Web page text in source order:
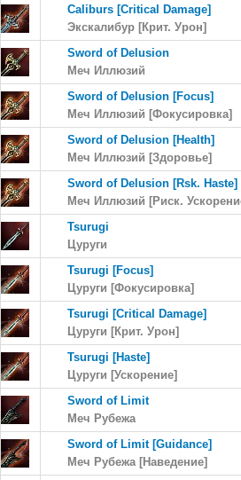
Caliburs [Critical Damage]
Экскалибур [Крит. Урон]
Sword of Delusion
Меч Иллюзий
Sword of Delusion [Focus]
Меч Иллюзий [Фокусировка]
Sword of Delusion [Health]
Меч Иллюзий [Здоровье]
Sword of Delusion [Rsk. Haste]
Меч Иллюзий [Риск.
Tsurugi
Цуруги
Tsurugi [Focus]
Цуруги [Фокусировка]
Tsurugi [Critical Damage]
Цуруги [Крит. Урон]
Tsurugi [Haste]
Цуруги [Ускорение]
Sword of Limit
Меч Рубежа
Sword of Limit [Guidance]
Меч Рубежа [Наведение]